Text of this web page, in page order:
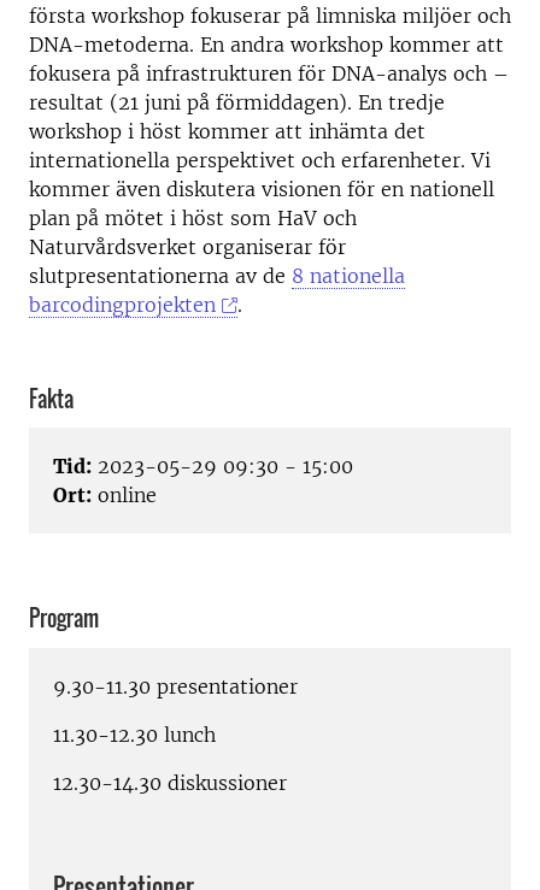
första workshop fokuserar på limniska miljöer och
DNA-metoderna. En andra workshop kommer att
fokusera på infrastrukturen för DNA-analys och –
resultat (21 juni på förmiddagen). En tredje
workshop i höst kommer att inhämta det
internationella perspektivet och erfarenheter. Vi
kommer även diskutera visionen för en nationell
plan på mötet i höst som HaV och
Naturvårdsverket organiserar för
slutpresentationerna av de 8 nationella
barcodingprojekten
.
Fakta
Tid: 2023-05-29 09:30 - 15:00
Ort: online
Program
9.30-11.30 presentationer
11.30-12.30 lunch
12.30-14.30 diskussioner